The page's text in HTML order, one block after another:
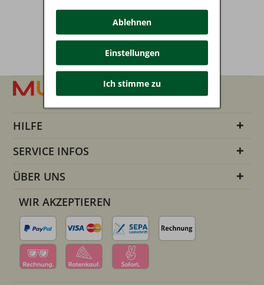
HILFE
SERVICE INFOS
ÜBER UNS
WIR AKZEPTIEREN
Ablehnen
Einstellungen
Ich stimme zu